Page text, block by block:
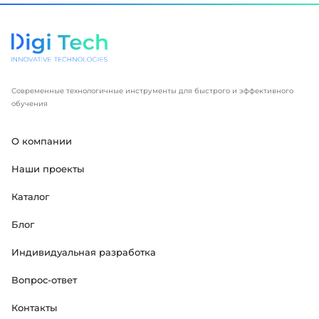
Современные технологичные инструменты для быстрого и эффективного
обучения
О компании
Наши проекты
Каталог
Блог
Индивидуальная разработка
Вопрос-ответ
Контакты